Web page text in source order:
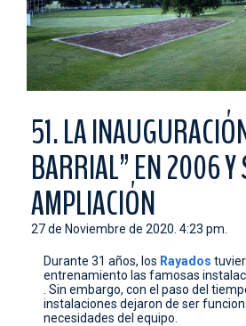
FUERZAS BÁSICAS
RESPONSABILIDAD SOCIAL
TAQUILLA
TIENDA
ESTADIO
PRENSA
CONTACTO
51. LA
BARRIAL” EN 2006 Y
AMPLIACIÓN
27 de Noviembre de 2020. 4:23 pm.
Durante 31 años, los Rayados
entrenamiento las famosas
. Sin embargo, con el paso del
instalaciones dejaron de ser
necesidades del equipo.